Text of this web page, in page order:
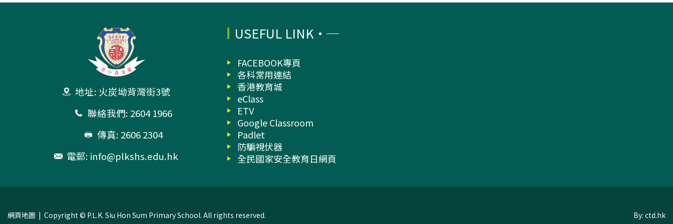
地址: 火炭坳背灣街3號
聯絡我們: 2604 1966
傳真: 2606 2304
電郵: info@plkshs.edu.hk
USEFUL LINK
FACEBOOK專頁
各科常用連結
香港教育城
eClass
ETV
Google Classroom
Padlet
防騙視伏器
全民國家安全教育日網頁
網頁地圖 | Copyright © P.L.K. Siu Hon Sum Primary School. All rights reserved. By: ctd.hk